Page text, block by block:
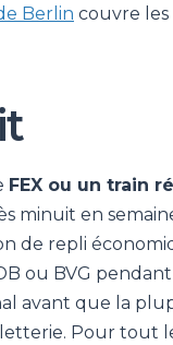
Berlin couvre les
FEX ou un train
minuit en
de repli
ou BVG
avant que la
Pour tout